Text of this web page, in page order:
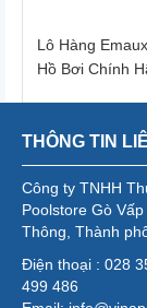
Lô Hàng
Hồ Bơi Chính
THÔNG TIN
Công ty TNHH
Poolstore Gò
Thông, Thành
Điện thoại : 028
499 486